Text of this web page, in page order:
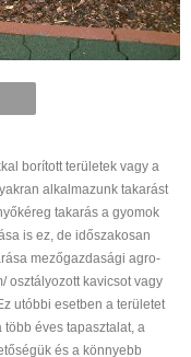
borított területek vagy a
alkalmazunk takarást
takarás a gyomok
is ez, de időszakosan
mezőgazdasági agro-
osztályozott kavicsot vagy
utóbbi esetben a területet
éves tapasztalat, a
és a könnyebb